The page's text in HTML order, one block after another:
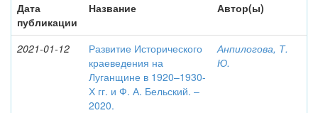
Дата
публикации
Название Автор(ы)
2021-01-12
Развитие Исторического
краеведения на
Луганщине в 1920–1930-
Х гг. и Ф. А. Бельский. –
2020.
Анпилогова, Т.
Ю.